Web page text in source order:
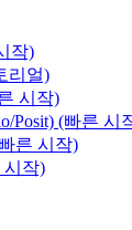
작)
리얼)
시작)
Posit) (빠른 시
른 시작)
시작)